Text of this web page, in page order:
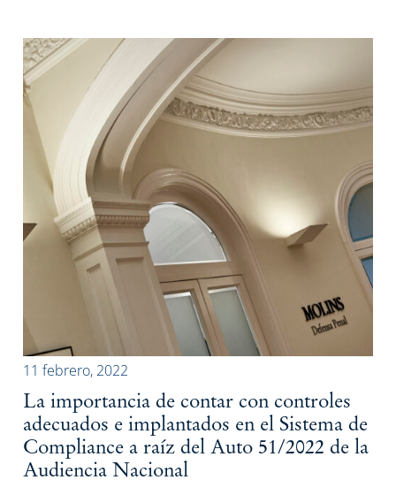
11 febrero, 2022
La importancia de contar con controles
adecuados e implantados en el Sistema de
Compliance a raíz del Auto 51/2022 de la
Audiencia Nacional